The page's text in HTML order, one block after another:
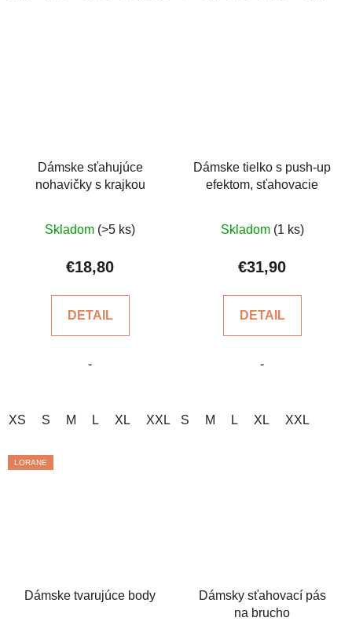
Dámske sťahujúce
nohavičky s krajkou
hodnotenie
produktu
z
hviezdičiek.
Skladom (>5 ks)
€18,80
DETAIL
-
XS S M L XL XXL 3XL
Dámske tielko s push-up
efektom, sťahovacie
hodnotenie
produktu
z
hviezdičiek.
Skladom (1 ks)
€31,90
DETAIL
-
S M L XL XXL
LORANE
Dámske tvarujúce body
Dámsky sťahovací pás
na brucho